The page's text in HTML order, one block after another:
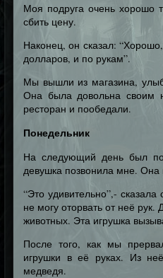
Моя подруга очень хорошо
сбить цену.
Наконец, он сказал:
долларов, и по рукам”.
Мы вышли из магазина,
Она была довольна своим
ресторан и пообедали.
Понедельник
На следующий день был
девушка позвонила мне. Она
“Это удивительно”,-
не могу оторвать от неё
животных. Эта игрушка
После того, как мы
игрушки в её руках. Из
медведя.